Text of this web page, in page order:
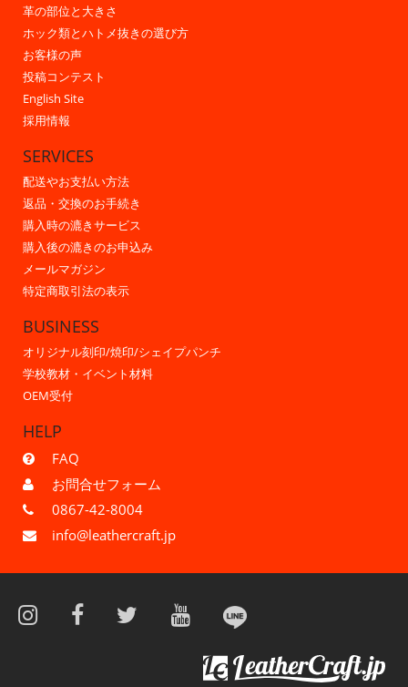
革の部位と大きさ
ホック類とハトメ抜きの選び方
お客様の声
投稿コンテスト
English Site
採用情報
SERVICES
配送やお支払い方法
返品・交換のお手続き
購入時の漉きサービス
購入後の漉きのお申込み
メールマガジン
特定商取引法の表示
BUSINESS
オリジナル刻印/焼印/シェイプパンチ
学校教材・イベント材料
OEM受付
HELP
FAQ
お問合せフォーム
0867-42-8004
info@leathercraft.jp